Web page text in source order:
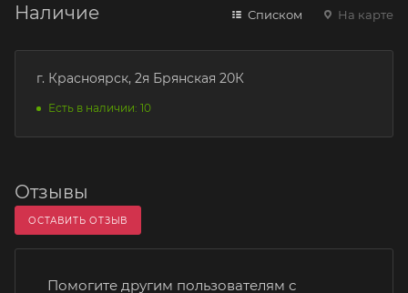
Наличие Списком На карте
г. Красноярск, 2я Брянская 20К
Есть в наличии: 10
Отзывы
ОСТАВИТЬ ОТЗЫВ
Помогите другим пользователям с